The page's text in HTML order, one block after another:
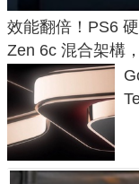
效能翻倍！PS6
Zen 6c 混合架構